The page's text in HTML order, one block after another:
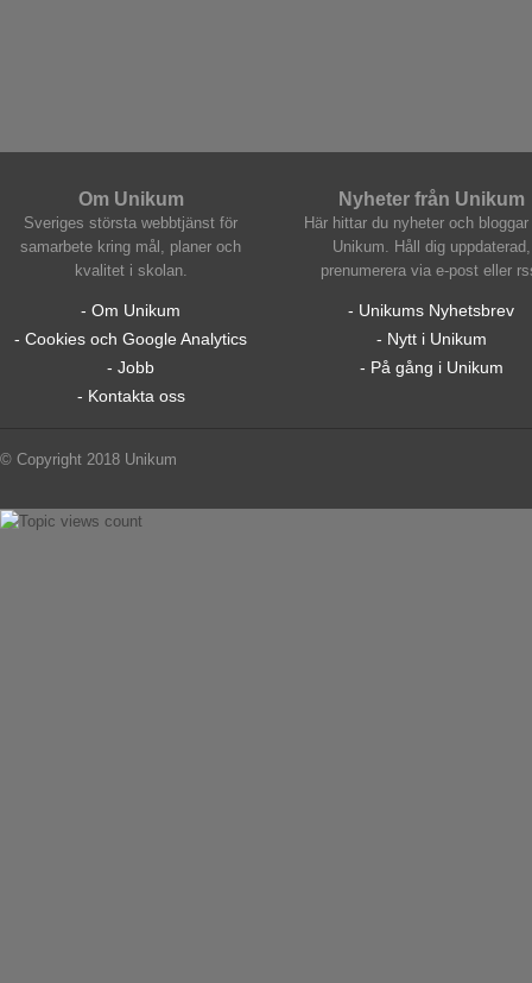
Om Unikum
Sveriges största webbtjänst för
samarbete kring mål, planer och
kvalitet i skolan.
- Om Unikum
- Cookies och Google Analytics
- Jobb
- Kontakta oss
Nyheter från Unikum
Här hittar du nyheter och bloggar
Unikum. Håll dig uppdaterad,
prenumerera via e-post eller
- Unikums Nyhetsbrev
- Nytt i Unikum
- På gång i Unikum
© Copyright 2018 Unikum